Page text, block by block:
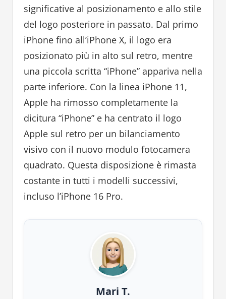
significative al posizionamento e allo stile
del logo posteriore in passato. Dal primo
iPhone fino all’iPhone X, il logo era
posizionato più in alto sul retro, mentre
una piccola scritta “iPhone” appariva nella
parte inferiore. Con la linea iPhone 11,
Apple ha rimosso completamente la
dicitura “iPhone” e ha centrato il logo
Apple sul retro per un bilanciamento
visivo con il nuovo modulo fotocamera
quadrato. Questa disposizione è rimasta
costante in tutti i modelli successivi,
incluso l’iPhone 16 Pro.
Mari T.